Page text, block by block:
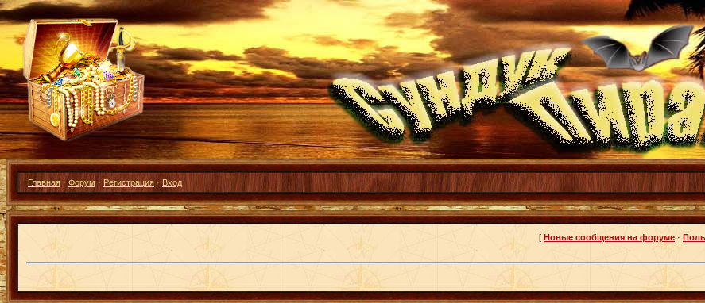
Главная · Форум · Регистрация · Вход
[ Новые сообщения на форуме ·